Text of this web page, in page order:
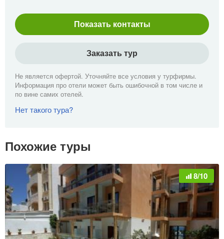
Показать контакты
Заказать тур
Не является офертой. Уточняйте все условия у турфирмы.
Информация про отели может быть ошибочной в том числе и
по вине самих отелей.
Нет такого тура?
Похожие туры
8/10